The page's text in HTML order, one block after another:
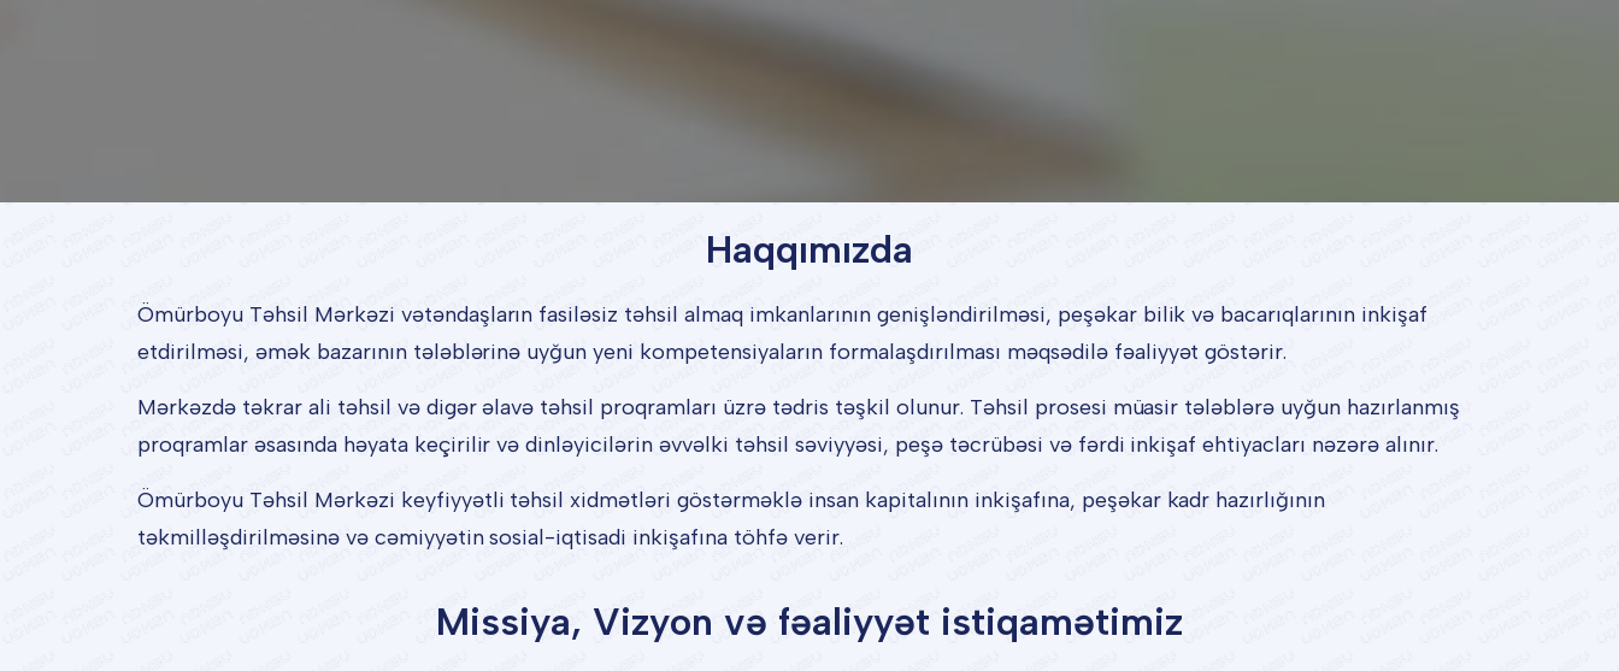
Haqqımızda
Ömürboyu Təhsil Mərkəzi vətəndaşların fasiləsiz təhsil almaq imkanlarının genişləndirilməsi, peşəkar bilik və bacarıqlarının inkişaf
etdirilməsi, əmək bazarının tələblərinə uyğun yeni kompetensiyaların formalaşdırılması məqsədilə fəaliyyət göstərir.
Mərkəzdə təkrar ali təhsil və digər əlavə təhsil proqramları üzrə tədris təşkil olunur. Təhsil prosesi müasir tələblərə uyğun hazırlanmış
proqramlar əsasında həyata keçirilir və dinləyicilərin əvvəlki təhsil səviyyəsi, peşə təcrübəsi və fərdi inkişaf ehtiyacları nəzərə alınır.
Ömürboyu Təhsil Mərkəzi keyfiyyətli təhsil xidmətləri göstərməklə insan kapitalının inkişafına, peşəkar kadr hazırlığının
təkmilləşdirilməsinə və cəmiyyətin sosial-iqtisadi inkişafına töhfə verir.
Missiya, Vizyon və fəaliyyət istiqamətimiz